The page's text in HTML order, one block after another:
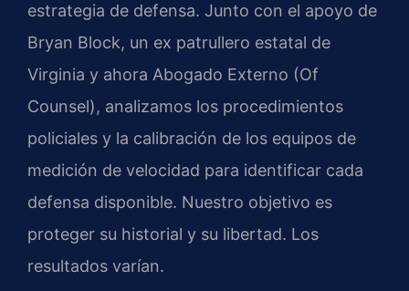
estrategia de defensa. Junto con el apoyo de
Bryan Block, un ex patrullero estatal de
Virginia y ahora Abogado Externo (Of
Counsel), analizamos los procedimientos
policiales y la calibración de los equipos de
medición de velocidad para identificar cada
defensa disponible. Nuestro objetivo es
proteger su historial y su libertad. Los
resultados varían.